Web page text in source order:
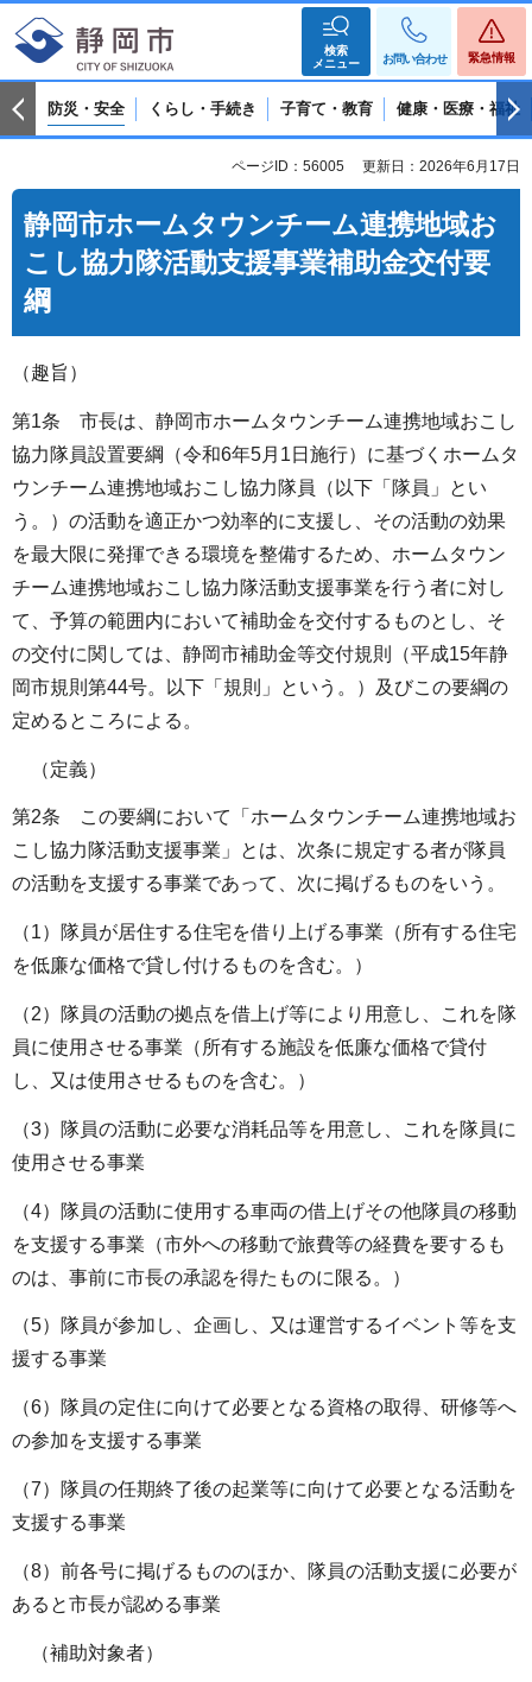
検索
メニュー
お問い合わせ 緊急情報
防災・安全 くらし・手続き 子育て・教育 健康・医療・福祉
ページID：56005 更新日：2026年6月17日
静岡市ホームタウンチーム連携地域お
こし協力隊活動支援事業補助金交付要
綱
（趣旨）
第1条 市長は、静岡市ホームタウンチーム連携地域おこし
協力隊員設置要綱（令和6年5月1日施行）に基づくホームタ
ウンチーム連携地域おこし協力隊員（以下「隊員」とい
う。）の活動を適正かつ効率的に支援し、その活動の効果
を最大限に発揮できる環境を整備するため、ホームタウン
チーム連携地域おこし協力隊活動支援事業を行う者に対し
て、予算の範囲内において補助金を交付するものとし、そ
の交付に関しては、静岡市補助金等交付規則（平成15年静
岡市規則第44号。以下「規則」という。）及びこの要綱の
定めるところによる。
（定義）
第2条 この要綱において「ホームタウンチーム連携地域お
こし協力隊活動支援事業」とは、次条に規定する者が隊員
の活動を支援する事業であって、次に掲げるものをいう。
（1）隊員が居住する住宅を借り上げる事業（所有する住宅
を低廉な価格で貸し付けるものを含む。）
（2）隊員の活動の拠点を借上げ等により用意し、これを隊
員に使用させる事業（所有する施設を低廉な価格で貸付
し、又は使用させるものを含む。）
（3）隊員の活動に必要な消耗品等を用意し、これを隊員に
使用させる事業
（4）隊員の活動に使用する車両の借上げその他隊員の移動
を支援する事業（市外への移動で旅費等の経費を要するも
のは、事前に市長の承認を得たものに限る。）
（5）隊員が参加し、企画し、又は運営するイベント等を支
援する事業
（6）隊員の定住に向けて必要となる資格の取得、研修等へ
の参加を支援する事業
（7）隊員の任期終了後の起業等に向けて必要となる活動を
支援する事業
（8）前各号に掲げるもののほか、隊員の活動支援に必要が
あると市長が認める事業
（補助対象者）